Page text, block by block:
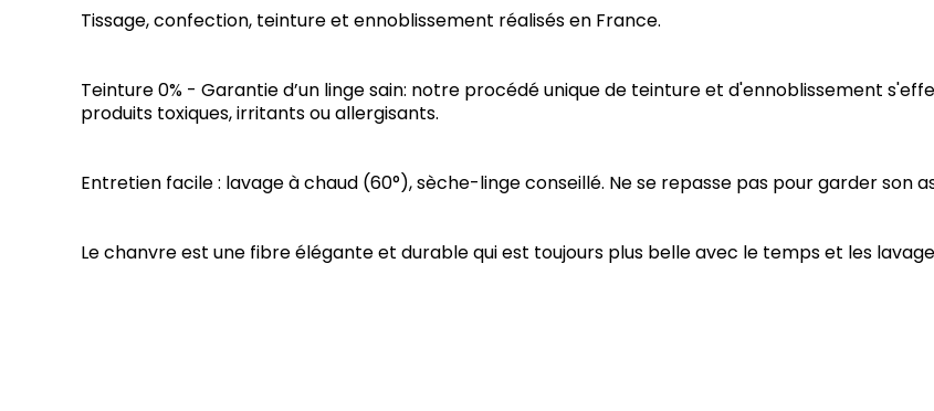
Tissage, confection, teinture et ennoblissement réalisés en France.
Teinture 0% - Garantie d’un linge sain: notre procédé unique de teinture et d'ennoblissement
produits toxiques, irritants ou allergisants.
Entretien facile : lavage à chaud (60°), sèche-linge conseillé. Ne se repasse pas pour garder son
Le chanvre est une fibre élégante et durable qui est toujours plus belle avec le temps et les